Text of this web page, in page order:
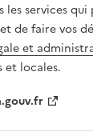
les services
de faire vos
et
et locales.